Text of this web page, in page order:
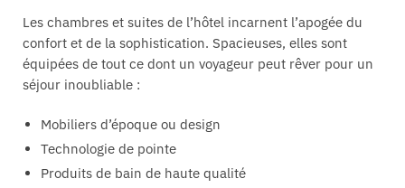
Les chambres et suites de l’hôtel incarnent l’apogée du
confort et de la sophistication. Spacieuses, elles sont
équipées de tout ce dont un voyageur peut rêver pour un
séjour inoubliable :
Mobiliers d’époque ou design
Technologie de pointe
Produits de bain de haute qualité